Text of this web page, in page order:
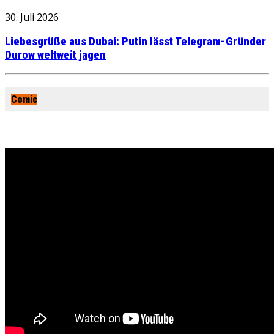
30. Juli 2026
Liebesgrüße aus Dubai: Putin lässt Telegram-Gründer
Durow weltweit jagen
Comic